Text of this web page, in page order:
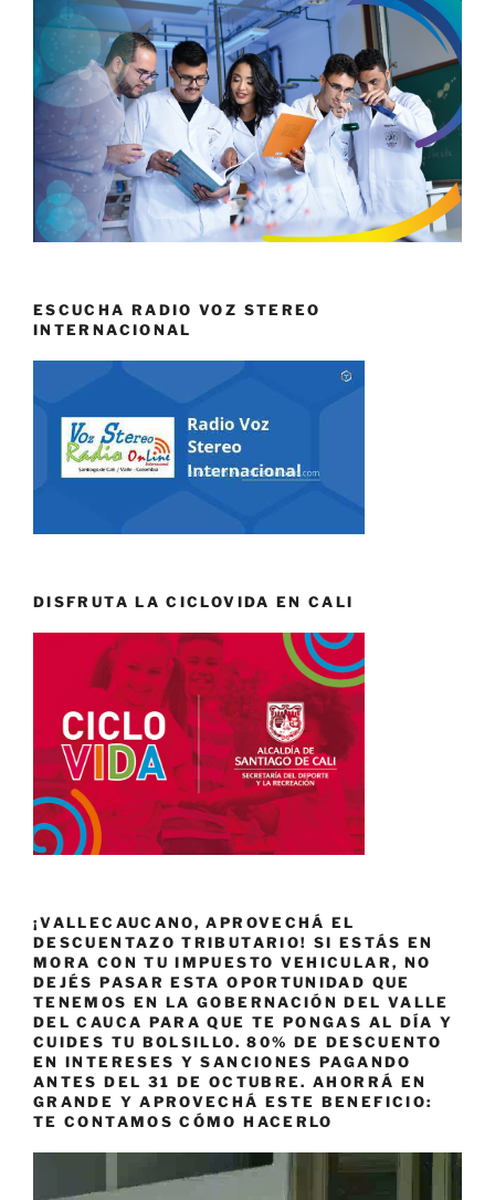
ESCUCHA RADIO VOZ STEREO
INTERNACIONAL
DISFRUTA LA CICLOVIDA EN CALI
¡VALLECAUCANO, APROVECHÁ EL
DESCUENTAZO TRIBUTARIO! SI ESTÁS EN
MORA CON TU IMPUESTO VEHICULAR, NO
DEJÉS PASAR ESTA OPORTUNIDAD QUE
TENEMOS EN LA GOBERNACIÓN DEL VALLE
DEL CAUCA PARA QUE TE PONGAS AL DÍA Y
CUIDES TU BOLSILLO. 80% DE DESCUENTO
EN INTERESES Y SANCIONES PAGANDO
ANTES DEL 31 DE OCTUBRE. AHORRÁ EN
GRANDE Y APROVECHÁ ESTE BENEFICIO:
TE CONTAMOS CÓMO HACERLO